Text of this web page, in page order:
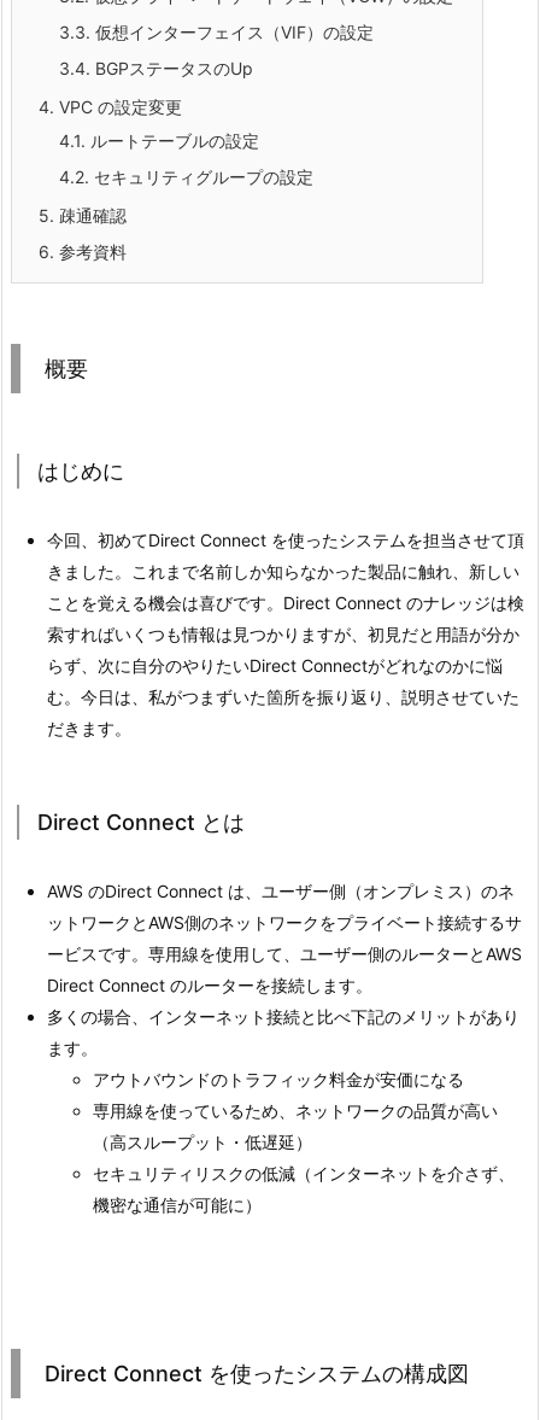
3.3. 仮想インターフェイス（VIF）の設定
3.4. BGPステータスのUp
4. VPC の設定変更
4.1. ルートテーブルの設定
4.2. セキュリティグループの設定
5. 疎通確認
6. 参考資料
概要
はじめに
今回、初めてDirect Connect を使ったシステムを担当させて頂
きました。これまで名前しか知らなかった製品に触れ、新しい
ことを覚える機会は喜びです。Direct Connect のナレッジは検
索すればいくつも情報は見つかりますが、初見だと用語が分か
らず、次に自分のやりたいDirect Connectがどれなのかに悩
む。今日は、私がつまずいた箇所を振り返り、説明させていた
だきます。
Direct Connect とは
AWS のDirect Connect は、ユーザー側（オンプレミス）のネ
ットワークとAWS側のネットワークをプライベート接続するサ
ービスです。専用線を使用して、ユーザー側のルーターとAWS
Direct Connect のルーターを接続します。
多くの場合、インターネット接続と比べ下記のメリットがあり
ます。
アウトバウンドのトラフィック料金が安価になる
専用線を使っているため、ネットワークの品質が高い
（高スループット・低遅延）
セキュリティリスクの低減（インターネットを介さず、
機密な通信が可能に）
Direct Connect を使ったシステムの構成図